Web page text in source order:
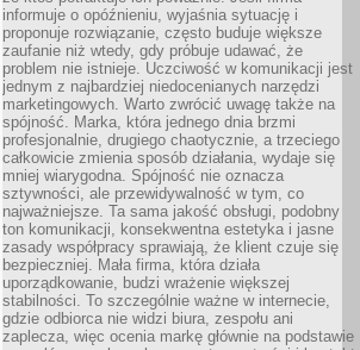
informuje o opóźnieniu, wyjaśnia sytuację i
proponuje rozwiązanie, często buduje większe
zaufanie niż wtedy, gdy próbuje udawać, że
problem nie istnieje. Uczciwość w komunikacji jest
jednym z najbardziej niedocenianych narzędzi
marketingowych. Warto zwrócić uwagę także na
spójność. Marka, która jednego dnia brzmi
profesjonalnie, drugiego chaotycznie, a trzeciego
całkowicie zmienia sposób działania, wydaje się
mniej wiarygodna. Spójność nie oznacza
sztywności, ale przewidywalność w tym, co
najważniejsze. Ta sama jakość obsługi, podobny
ton komunikacji, konsekwentna estetyka i jasne
zasady współpracy sprawiają, że klient czuje się
bezpieczniej. Mała firma, która działa
uporządkowanie, budzi wrażenie większej
stabilności. To szczególnie ważne w internecie,
gdzie odbiorca nie widzi biura, zespołu ani
zaplecza, więc ocenia markę głównie na podstawie